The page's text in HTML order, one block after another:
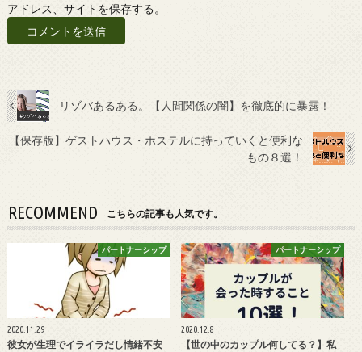
アドレス、サイトを保存する。
リゾバあるある。【人間関係の闇】を徹底的に暴露！
【保存版】ゲストハウス・ホステルに持っていくと便利な
もの８選！
RECOMMEND こちらの記事も人気です。
パートナーシップ
2020.11.29
彼女が生理でイライラだし情緒不安
パートナーシップ
2020.12.8
【世の中のカップル何してる？】私